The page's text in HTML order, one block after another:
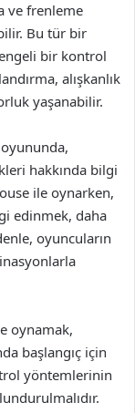
ve frenleme
Bu tür bir
bir kontrol
alışkanlık
yaşanabilir.
hakkında bilgi
ile oynarken,
edinmek, daha
oyuncuların
oynamak,
başlangıç için
yöntemlerinin